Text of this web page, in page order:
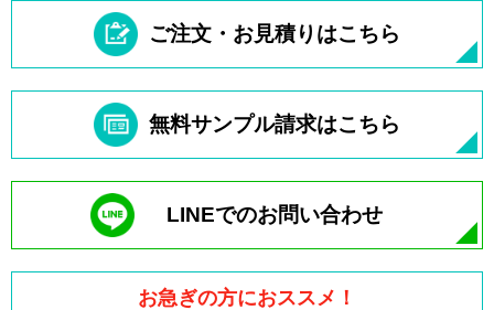
ご注文・お見積りはこちら
無料サンプル請求はこちら
LINEでのお問い合わせ
お急ぎの方におススメ！